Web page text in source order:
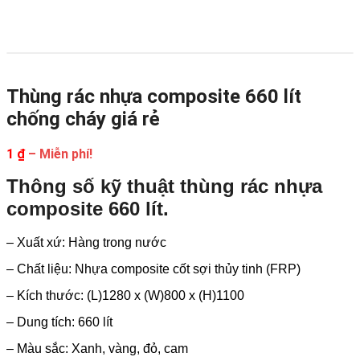
Thùng rác nhựa composite 660 lít
chống cháy giá rẻ
1 ₫ – Miễn phí!Khoảng
từ
đến
phí!
Thông số kỹ thuật thùng rác nhựa
composite 660 lít.
– Xuất xứ: Hàng trong nước
– Chất liệu: Nhựa composite cốt sợi thủy tinh (FRP)
– Kích thước: (L)1280 x (W)800 x (H)1100
– Dung tích: 660 lít
– Màu sắc: Xanh, vàng, đỏ, cam